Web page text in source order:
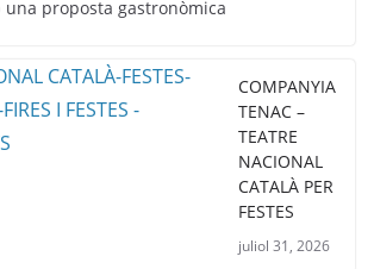
proposta gastronòmica
COMPANYIA
TENAC –
TEATRE
NACIONAL
CATALÀ PER
FESTES
juliol 31, 2026